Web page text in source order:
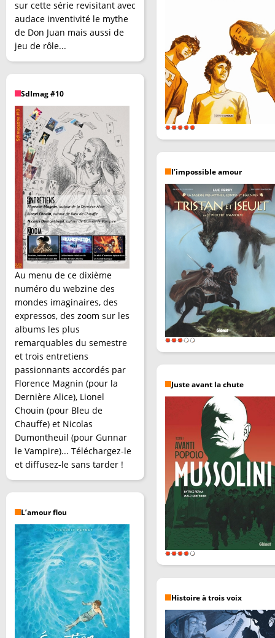
sur cette série revisitant avec
audace inventivité le mythe
de Don Juan mais aussi de
jeu de rôle...
SdImag #10
Au menu de ce dixième
numéro du webzine des
mondes imaginaires, des
expressos, des zoom sur les
albums les plus
remarquables du semestre
et trois entretiens
passionnants accordés par
Florence Magnin (pour la
Dernière Alice), Lionel
Chouin (pour Bleu de
Chauffe) et Nicolas
Dumontheuil (pour Gunnar
le Vampire)... Téléchargez-le
et diffusez-le sans tarder !
L’amour flou
l’impossible amour
Juste avant la chute
Histoire à trois voix